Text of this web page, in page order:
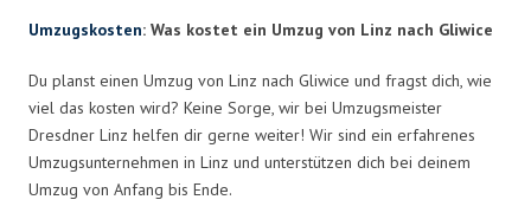
Umzugskosten: Was kostet ein Umzug von Linz nach Gliwice
Du planst einen Umzug von Linz nach Gliwice und fragst dich, wie
viel das kosten wird? Keine Sorge, wir bei Umzugsmeister
Dresdner Linz helfen dir gerne weiter! Wir sind ein erfahrenes
Umzugsunternehmen in Linz und unterstützen dich bei deinem
Umzug von Anfang bis Ende.